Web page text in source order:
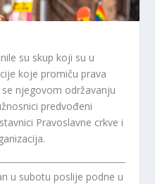
su skup koji su u
koje promiču prava
njegovom održavanju
predvođeni
Pravoslavne crkve i
u subotu poslije podne u